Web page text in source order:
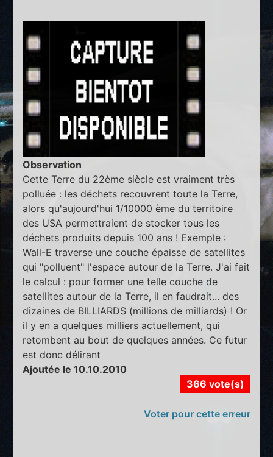
Observation
Cette Terre du 22ème siècle est vraiment très
polluée : les déchets recouvrent toute la Terre,
alors qu'aujourd'hui 1/10000 ème du territoire
des USA permettraient de stocker tous les
déchets produits depuis 100 ans ! Exemple :
Wall-E traverse une couche épaisse de satellites
qui "polluent" l'espace autour de la Terre. J'ai fait
le calcul : pour former une telle couche de
satellites autour de la Terre, il en faudrait... des
dizaines de BILLIARDS (millions de milliards) ! Or
il y en a quelques milliers actuellement, qui
retombent au bout de quelques années. Ce futur
est donc délirant
Ajoutée le 10.10.2010
366 vote(s)
Voter pour cette erreur